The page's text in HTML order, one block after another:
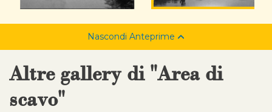
Nascondi Anteprime
Altre gallery di "Area di
scavo"